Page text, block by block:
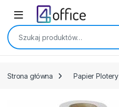
Skip to navigation
Skip to content
Szukaj:
Strona główna Papier Plotery